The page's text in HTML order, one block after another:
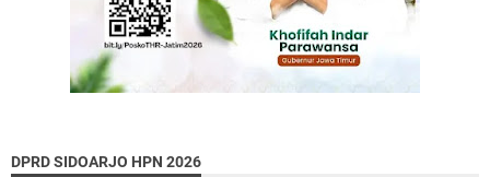
DPRD SIDOARJO HPN 2026